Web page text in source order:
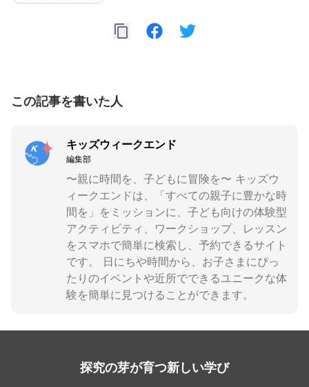
この記事を書いた人
キッズウィークエンド
編集部
〜親に時間を、子どもに冒険を〜 キッズウ
ィークエンドは、「すべての親子に豊かな時
間を」をミッションに、子ども向けの体験型
アクティビティ、ワークショップ、レッスン
をスマホで簡単に検索し、予約できるサイト
です。 日にちや時間から、お子さまにぴっ
たりのイベントや近所でできるユニークな体
験を簡単に見つけることができます。
探究の芽が育つ新しい学び